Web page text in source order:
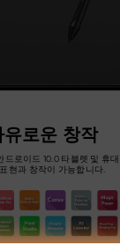
유로운 창작
드로이드 10.0 타블렛 및 휴
현과 창작이 가능합니다.